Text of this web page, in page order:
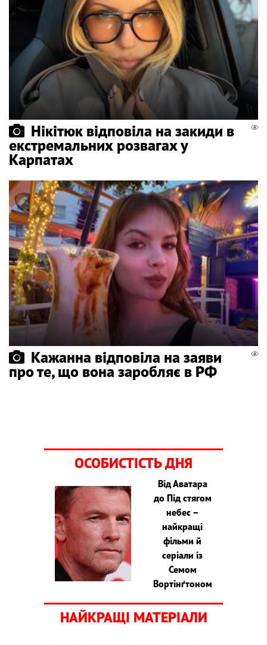
Нікітюк відповіла на закиди в
екстремальних розвагах у
Карпатах
Кажанна відповіла на заяви
про те, що вона заробляє в РФ
ОСОБИСТІСТЬ ДНЯ
Від Аватара
до Під стягом
небес –
найкращі
фільми й
серіали із
Семом
Вортінґтоном
НАЙКРАЩІ МАТЕРІАЛИ